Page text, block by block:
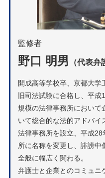
監修者
野口 明男 （代表弁
開成高等学校卒、京都大学
旧司法試験に合格し、平
規模の法律事務所において
いて総合的な法的アドバイ
法律事務所を設立、平成
所に名称を変更し、誹謗中
全般に幅広く関わる。
弁護士と企業とのコミュニ